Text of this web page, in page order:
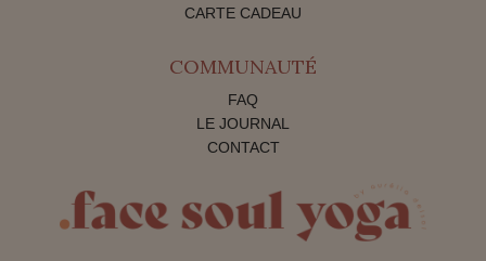
CARTE CADEAU
COMMUNAUTÉ
FAQ
LE JOURNAL
CONTACT